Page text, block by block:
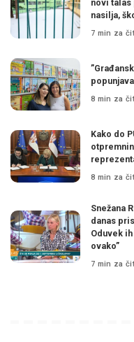
novi
nasilja,
7 min za
8 min za
Kako do
8 min za
Snežana
danas
Oduvek
ovako”
7 min za